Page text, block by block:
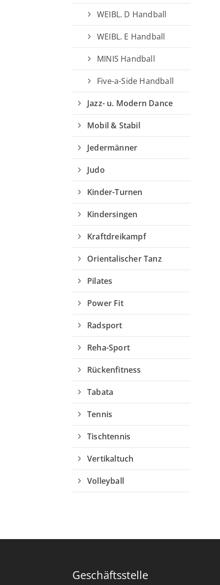
WEIBL. D Handball
WEIBL. E Handball
MINIS Handball
Five-a-Side Handball
Jazz- u. Modern Dance
Mobil & Stabil
Jedermänner
Judo
Kinder-Turnen
Kindersingen
Kraftdreikampf
Orientalischer Tanz
Pilates
Power Fit
Radsport
Reha-Sport
Rückenfitness
Tabata
Tennis
Tischtennis
Vertikaltuch
Volleyball
Geschäftsstelle